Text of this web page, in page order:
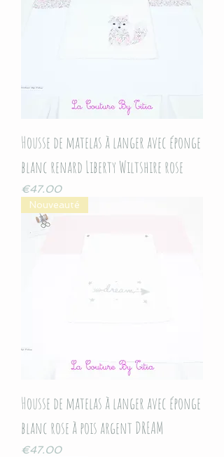
Housse de matelas à langer avec éponge
blanc renard Liberty Wiltshire rose
Price
€47.00
Nouveauté
Housse de matelas à langer avec éponge
blanc rose à pois argent DREAM
Price
€47.00